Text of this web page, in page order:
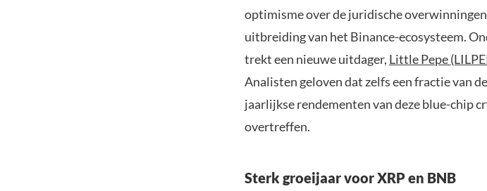
optimisme over de juridische
uitbreiding van het Binance-ecosysteem.
trekt een nieuwe uitdager, Little Pepe
Analisten geloven dat zelfs een fractie van
jaarlijkse rendementen van deze blue-chip
overtreffen.
Sterk groeijaar voor XRP en BNB